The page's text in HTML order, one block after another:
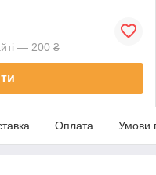
— 200 ₴
Оплата Умови